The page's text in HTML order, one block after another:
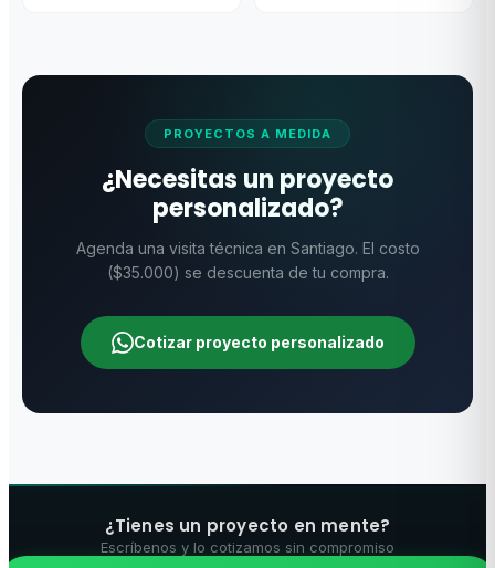
$54.300.$36.200.
$23.550.$15.700.
PROYECTOS A MEDIDA
¿Necesitas un proyecto
personalizado?
Agenda una visita técnica en Santiago. El costo
($35.000) se descuenta de tu compra.
Cotizar proyecto personalizado
¿Tienes un proyecto en mente?
Escríbenos y lo cotizamos sin compromiso